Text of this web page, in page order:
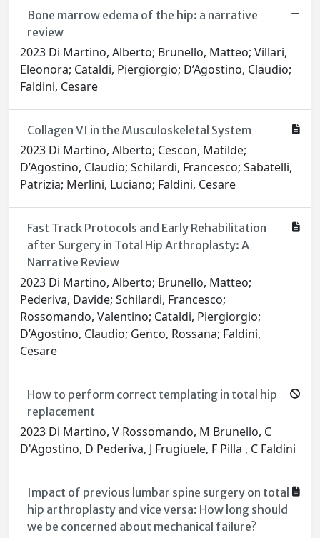
Bone marrow edema of the hip: a narrative
review
2023 Di Martino, Alberto; Brunello, Matteo; Villari,
Eleonora; Cataldi, Piergiorgio; D’Agostino, Claudio;
Faldini, Cesare
Collagen VI in the Musculoskeletal System
2023 Di Martino, Alberto; Cescon, Matilde;
D’Agostino, Claudio; Schilardi, Francesco; Sabatelli,
Patrizia; Merlini, Luciano; Faldini, Cesare
Fast Track Protocols and Early Rehabilitation
after Surgery in Total Hip Arthroplasty: A
Narrative Review
2023 Di Martino, Alberto; Brunello, Matteo;
Pederiva, Davide; Schilardi, Francesco;
Rossomando, Valentino; Cataldi, Piergiorgio;
D’Agostino, Claudio; Genco, Rossana; Faldini,
Cesare
How to perform correct templating in total hip
replacement
2023 Di Martino, V Rossomando, M Brunello, C
D'Agostino, D Pederiva, J Frugiuele, F Pilla , C Faldini
Impact of previous lumbar spine surgery on total
hip arthroplasty and vice versa: How long should
we be concerned about mechanical failure?